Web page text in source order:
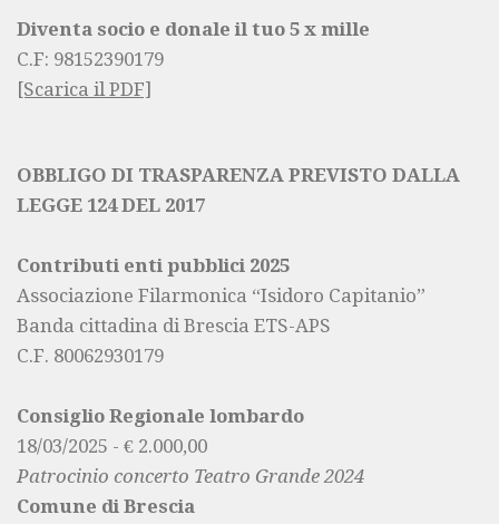
Diventa socio e donale il tuo 5 x mille
C.F: 98152390179
[Scarica il PDF]
OBBLIGO DI TRASPARENZA PREVISTO DALLA
LEGGE 124 DEL 2017
Contributi enti pubblici 2025
Associazione Filarmonica “Isidoro Capitanio”
Banda cittadina di Brescia ETS-APS
C.F. 80062930179
Consiglio Regionale lombardo
18/03/2025 - € 2.000,00
Patrocinio concerto Teatro Grande 2024
Comune di Brescia